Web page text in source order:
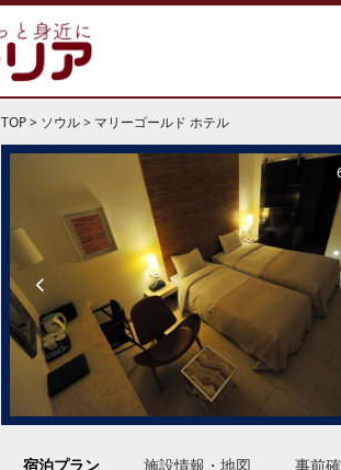
TOP> ソウル> マリーゴールド ホテル
宿泊プラン 施設情報・地図 事前